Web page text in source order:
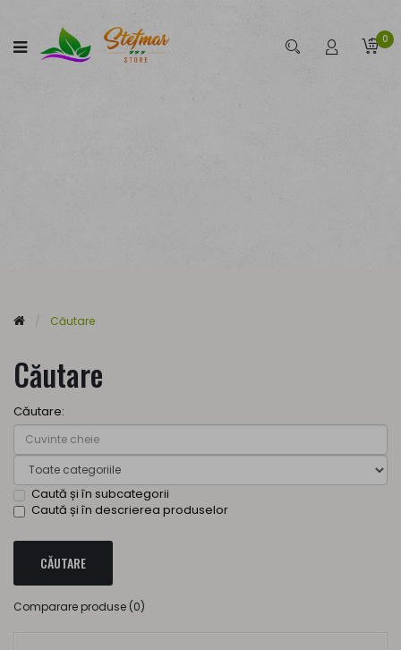
0
Căutare
Căutare
Căutare:
Caută și în subcategorii
Caută și în descrierea produselor
Comparare produse (0)